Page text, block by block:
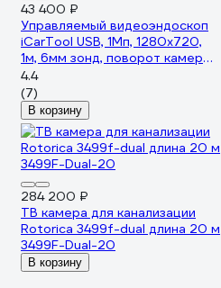
43 400 ₽
Управляемый видеоэндоскоп
iCarTool USB, 1Мп, 1280x720,
1м, 6мм зонд, поворот камеры
4х360° IC-V106AW
4.4
(7)
В корзину
284 200 ₽
ТВ камера для канализации
Rotorica 3499f-dual длина 20 м
3499F-Dual-20
В корзину